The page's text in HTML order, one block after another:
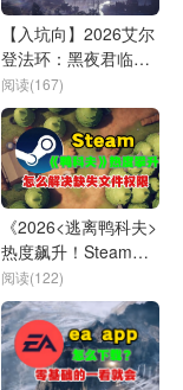
【入坑向】2026艾尔
登法环：黑夜君临
DLC内容汇总+购买指
南+游戏异常解决方
法
阅读(167)
《2026<逃离鸭科夫>
热度飙升！Steam缺
失文件权限怎么
破？》
阅读(122)